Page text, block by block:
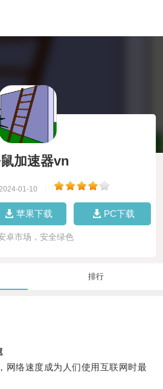
加速器vn
01-10
苹果下载 PC下载
卓市场，安全绿色
排行
络速度成为人们使用互联网时最